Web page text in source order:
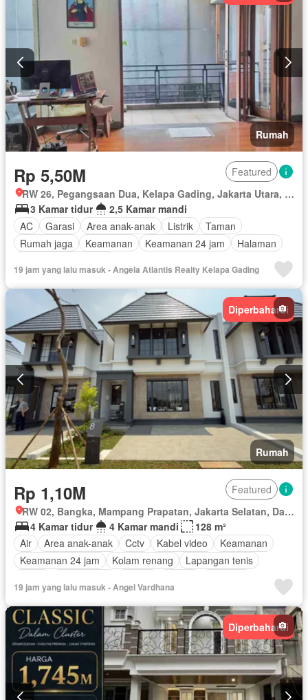
Rumah
Rp 5,50M
Featured
RW 26, Pegangsaan Dua, Kelapa Gading, Jakarta Utara, Daerah Khusus Ibukota Jakarta
3 Kamar tidur
2,5 Kamar mandi
AC
Garasi Area anak-anak Listrik
Taman
Rumah jaga
Keamanan Keamanan 24 jam
Halaman
19 jam yang lalu masuk - Angela Atlantis Realty Kelapa Gading
Diperbaharui
Rumah
Rp 1,10M
Featured
RW 02, Bangka, Mampang Prapatan, Jakarta Selatan, Daerah Khusus Ibukota Jakarta
4 Kamar tidur
4 Kamar mandi
128 m²
Air
Area anak-anak Cctv Kabel video
Keamanan
Keamanan 24 jam
Kolam renang
Lapangan tenis
Sebagian perabotan
19 jam yang lalu masuk - Angel Vardhana
Diperbaharui